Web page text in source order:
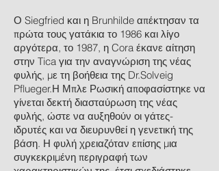
Ο Siegfried και η Brunhilde απέκτησαν τα
πρώτα τους γατάκια το 1986 και λίγο
αργότερα, το 1987, η Cora έκανε αίτηση
στην Tica για την αναγνώριση της νέας
φυλής, με τη βοήθεια της Dr.Solveig
Pflueger.Η Μπλε Ρωσική αποφασίστηκε να
γίνεται δεκτή διασταύρωση της νέας
φυλής, ώστε να αυξηθούν οι γάτες-
ιδρυτές και να διευρυνθεί η γενετική της
βάση. Η φυλή χρειαζόταν επίσης μια
συγκεκριμένη περιγραφή των